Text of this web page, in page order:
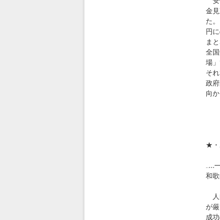
金
た
円
ま
全
場
そ
政
向
・
★
◎
和
人
が
成